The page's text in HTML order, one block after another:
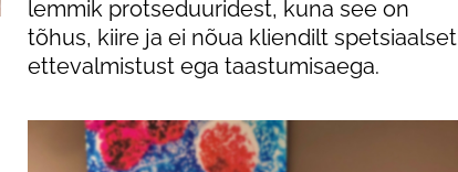
lemmik protseduuridest, kuna see on
tõhus, kiire ja ei nõua kliendilt spetsiaalset
ettevalmistust ega taastumisaega.